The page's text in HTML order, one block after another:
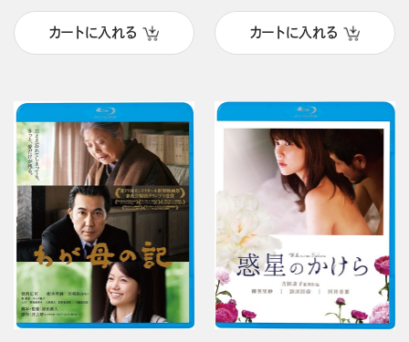
カートに入れる カートに入れる